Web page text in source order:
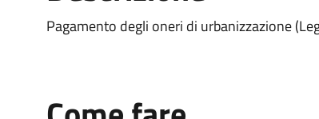
Pagamento degli oneri di urbanizzazione